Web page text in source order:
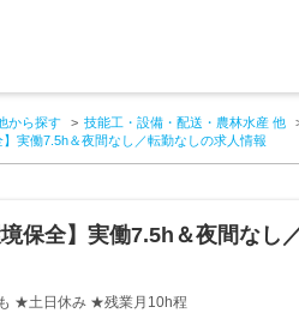
から探す 技能工・設備・配送・農林水産 他
実働7.5h＆夜間なし／転勤なしの求人情報
保全】実働7.5h＆夜間なし
★土日休み ★残業月10h程